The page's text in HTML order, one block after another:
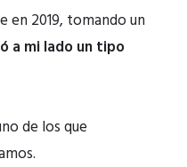
en 2019, tomando un
a mi lado un tipo
de los que